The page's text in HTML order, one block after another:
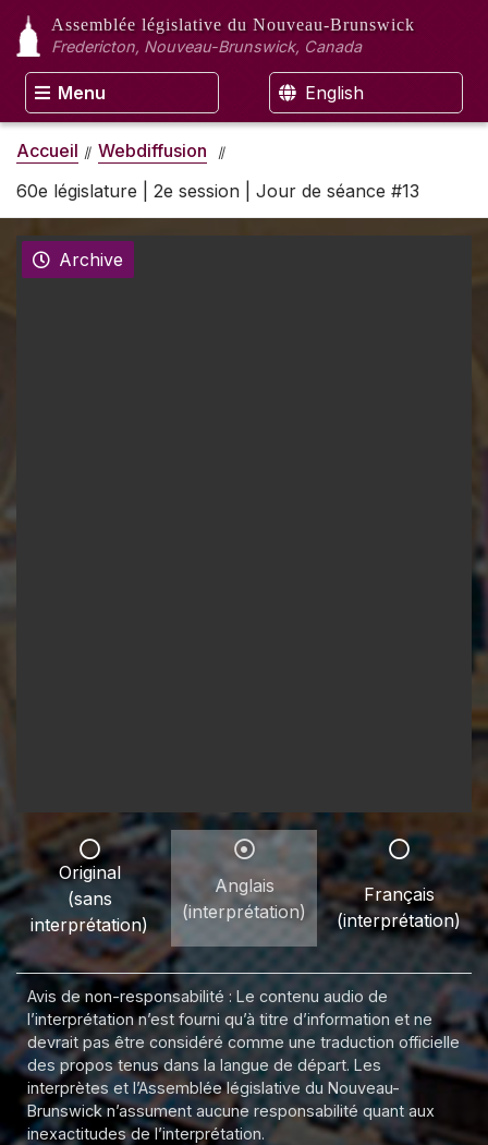
Assemblée législative du Nouveau-Brunswick
Fredericton, Nouveau-Brunswick, Canada
Menu English
Accueil
Webdiffusion
60e législature | 2e session | Jour de séance #13
Archive
Original
(sans
interprétation)
Anglais
(interprétation)
Français
(interprétation)
Avis de non-responsabilité : Le contenu audio de
l’interprétation n’est fourni qu’à titre d’information et ne
devrait pas être considéré comme une traduction officielle
des propos tenus dans la langue de départ. Les
interprètes et l’Assemblée législative du Nouveau-
Brunswick n’assument aucune responsabilité quant aux
inexactitudes de l’interprétation.